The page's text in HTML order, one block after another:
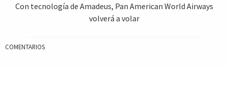
Con tecnología de Amadeus, Pan American World Airways
volverá a volar
COMENTARIOS